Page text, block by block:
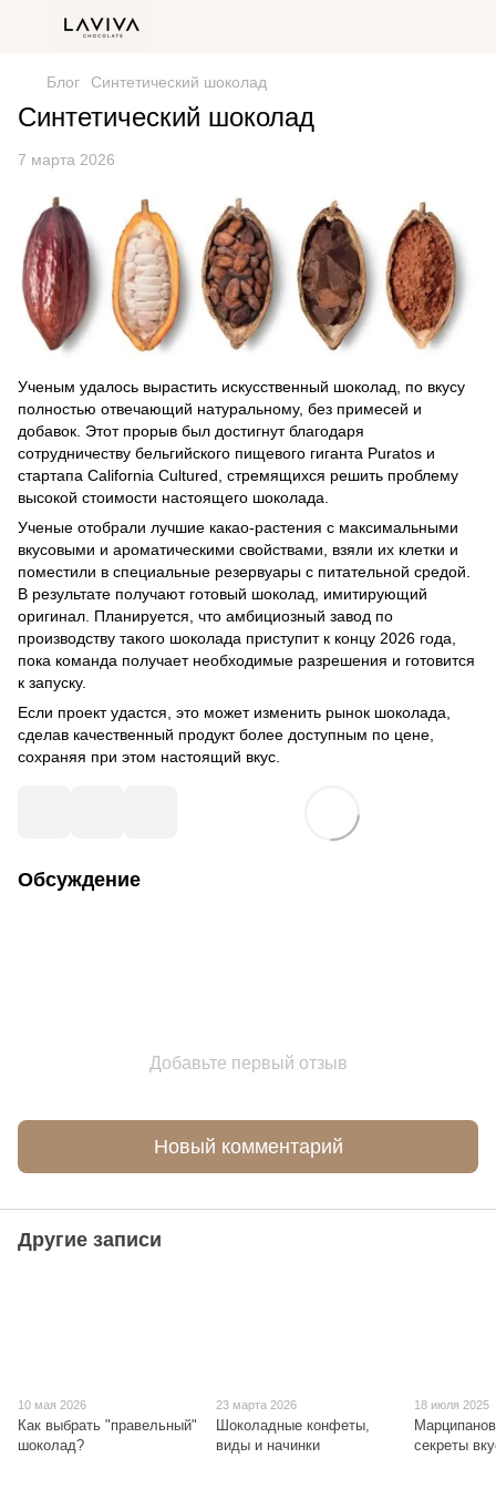
Блог Синтетический шоколад
Синтетический шоколад
7 марта 2026
Ученым удалось вырастить искусственный шоколад, по вкусу
полностью отвечающий натуральному, без примесей и
добавок. Этот прорыв был достигнут благодаря
сотрудничеству бельгийского пищевого гиганта Puratos и
стартапа California Cultured, стремящихся решить проблему
высокой стоимости настоящего шоколада.
Ученые отобрали лучшие какао-растения с максимальными
вкусовыми и ароматическими свойствами, взяли их клетки и
поместили в специальные резервуары с питательной средой.
В результате получают готовый шоколад, имитирующий
оригинал. Планируется, что амбициозный завод по
производству такого шоколада приступит к концу 2026 года,
пока команда получает необходимые разрешения и готовится
к запуску.
Если проект удастся, это может изменить рынок шоколада,
сделав качественный продукт более доступным по цене,
сохраняя при этом настоящий вкус.
Обсуждение
Добавьте первый отзыв
Новый комментарий
Другие записи
10 мая 2026
Как выбрать "правельный"
шоколад?
23 марта 2026
Шоколадные конфеты,
виды и начинки
18 июля 2025
секреты